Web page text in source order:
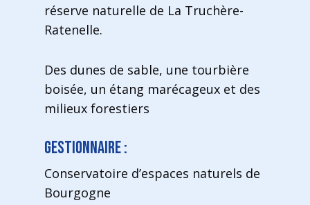
réserve naturelle de La Truchère-
Ratenelle.
Des dunes de sable, une tourbière
boisée, un étang marécageux et des
milieux forestiers
Gestionnaire :
Conservatoire d’espaces naturels de
Bourgogne